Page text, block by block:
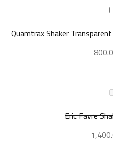
Quamtrax Shaker
Eric Favre